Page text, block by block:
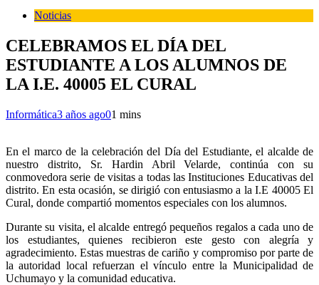
Noticias
CELEBRAMOS EL DÍA DEL
ESTUDIANTE A LOS ALUMNOS DE
LA I.E. 40005 EL CURAL
Informática3 años ago01 mins
En el marco de la celebración del Día del Estudiante, el alcalde de
nuestro distrito, Sr. Hardin Abril Velarde, continúa con su
conmovedora serie de visitas a todas las Instituciones Educativas del
distrito. En esta ocasión, se dirigió con entusiasmo a la I.E 40005 El
Cural, donde compartió momentos especiales con los alumnos.
Durante su visita, el alcalde entregó pequeños regalos a cada uno de
los estudiantes, quienes recibieron este gesto con alegría y
agradecimiento. Estas muestras de cariño y compromiso por parte de
la autoridad local refuerzan el vínculo entre la Municipalidad de
Uchumayo y la comunidad educativa.